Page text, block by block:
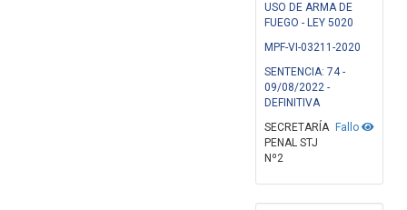
USO DE ARMA DE
FUEGO - LEY 5020
MPF-VI-03211-2020
SENTENCIA: 74 -
09/08/2022 -
DEFINITIVA
Fallo
SECRETARÍA
PENAL STJ
Nº2